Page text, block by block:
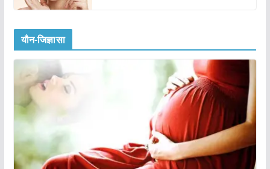
यौन-जिज्ञासा